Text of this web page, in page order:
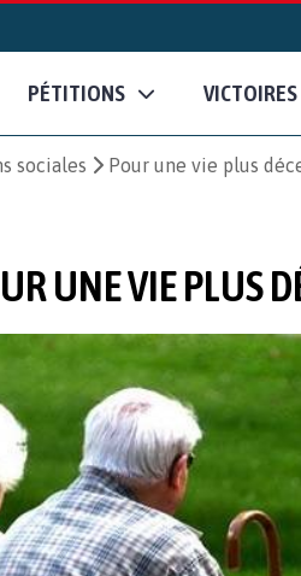
PÉTITIONS VICTOIRES
sociales Pour une vie plus
UNE VIE PLUS